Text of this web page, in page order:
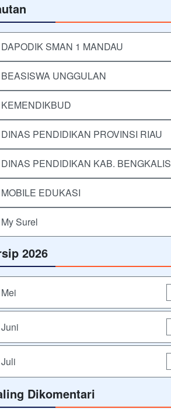
DAPODIK SMAN 1 MANDAU
BEASISWA UNGGULAN
KEMENDIKBUD
DINAS PENDIDIKAN PROVINSI RIAU
DINAS PENDIDIKAN KAB. BENGKALIS
MOBILE EDUKASI
My Surel
2026
Mei
Juni
Juli
Dikomentari